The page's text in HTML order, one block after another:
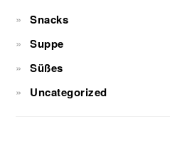
Snacks
Suppe
Süßes
Uncategorized